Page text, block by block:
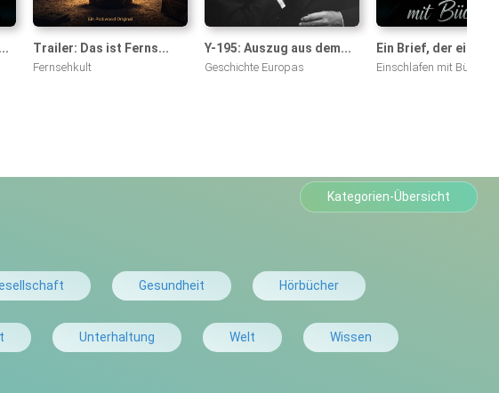
Trailer: Das ist Ferns...
Fernsehkult
Y-195: Auszug aus dem...
Geschichte Europas
Ein Brief, der ein
Einschlafen mit Büchern
Kategorien-Übersicht
Gesundheit Hörbücher
Unterhaltung Welt Wissen